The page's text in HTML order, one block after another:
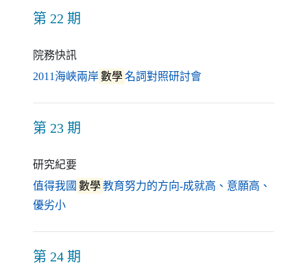
第 22 期
院務快訊
2011海峽兩岸數學名詞對照研討會（另開新視窗）
第 23 期
研究紀要
值得我國 數學教育努力的方向-成就高、意願高、
優劣小（另開新視窗）
第 24 期